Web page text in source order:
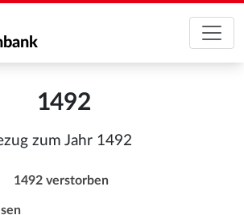
1492
zum Jahr 1492
1492 verstorben